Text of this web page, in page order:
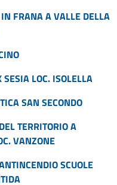
FRANA A VALLE DELLA
LOC. ISOLELLA
SAN SECONDO
TERRITORIO A
VANZONE
SCUOLE